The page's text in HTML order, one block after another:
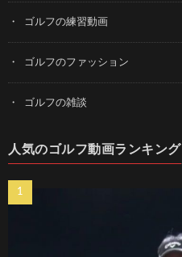
ゴルフの練習動画
ゴルフのファッション
ゴルフの雑談
人気のゴルフ動画ランキング